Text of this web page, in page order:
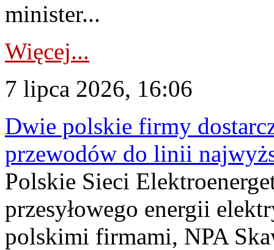
minister...
Więcej...
7 lipca 2026, 16:06
Dwie polskie firmy
przewodów do linii
Polskie Sieci
przesyłowego energii
polskimi firmami, NPA